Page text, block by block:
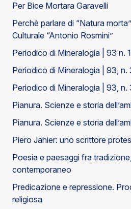
Per Bice Mortara Garavelli
Perchè parlare di “Natura
Culturale “Antonio Rosmini”
Periodico di Mineralogia | 93 n.
Periodico di Mineralogia | 93, n.
Periodico di Mineralogia | 93,
Pianura. Scienze e storia
Pianura. Scienze e storia
Piero Jahier: uno scrittore
Poesia e paesaggi fra
contemporaneo
Predicazione e repressione.
religiosa